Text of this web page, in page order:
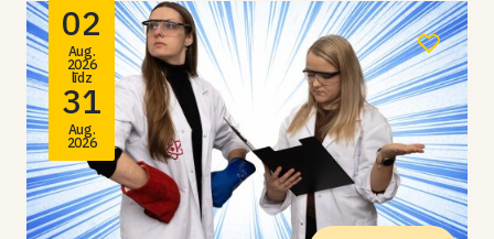
02
Aug.
2026
līdz
31
Aug.
2026